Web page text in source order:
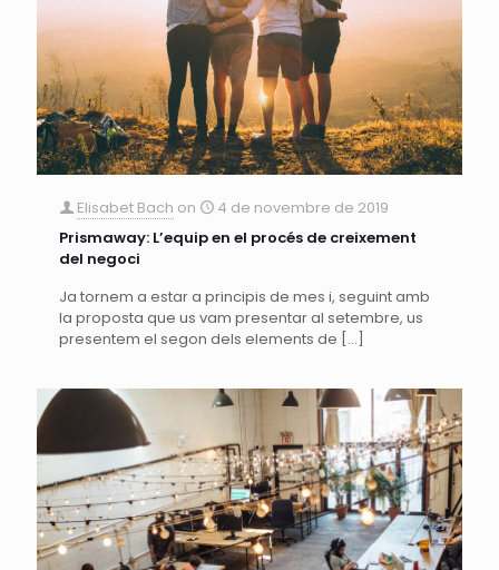
Elisabet Bach on
4 de novembre de 2019
Prismaway: L’equip en el procés de creixement
del negoci
Ja tornem a estar a principis de mes i, seguint amb
la proposta que us vam presentar al setembre, us
presentem el segon dels elements de […]